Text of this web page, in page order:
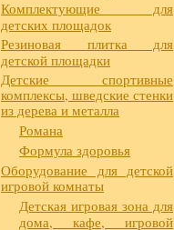
Комплектующие для
детских площадок
Резиновая плитка для
детской площадки
Детские спортивные
комплексы, шведские стенки
из дерева и металла
Романа
Формула здоровья
Оборудование для детской
игровой комнаты
Детская игровая зона для
дома, кафе, игровой